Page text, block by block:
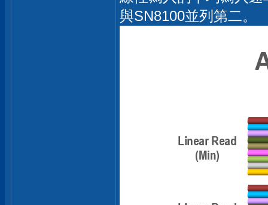
與SN8100並列第二。